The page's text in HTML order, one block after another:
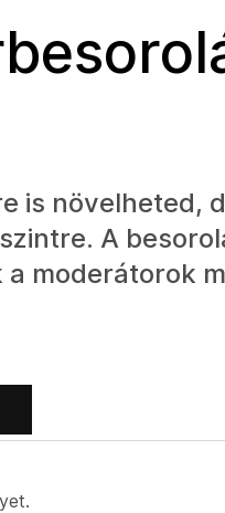
is növelheted,
A
moderátorok